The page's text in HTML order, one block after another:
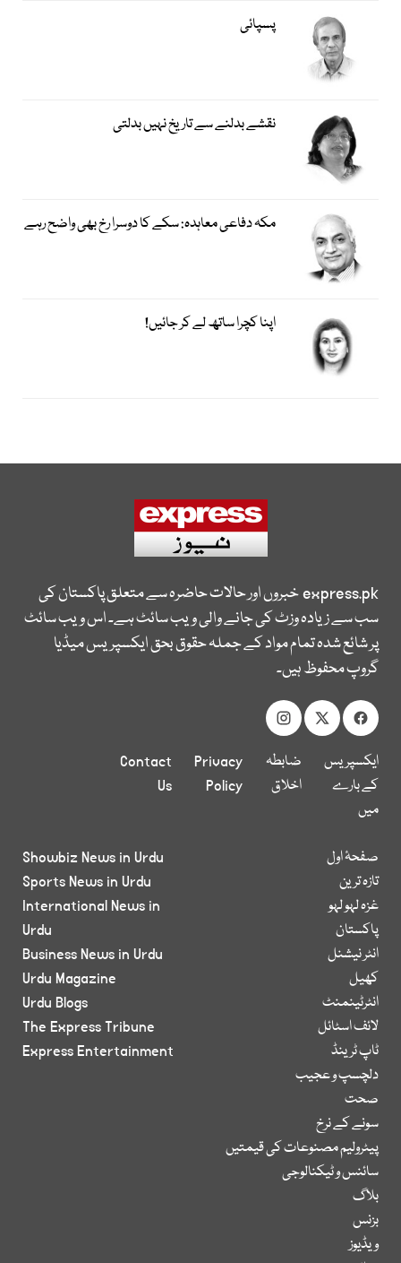
پسپائی
نقشے بدلنے سے تاریخ نہیں بدلتی
مکہ دفاعی معاہدہ: سکے کا دوسرا رخ بھی واضح رہے
اپنا کچرا ساتھ لے کر جائیں!
express.pkخبروں اور حالات حاضرہ سے متعلق پاکستان کی
سب سے زیادہ وزٹ کی جانے والی ویب سائٹ ہے۔ اس ویب سائٹ
پر شائع شدہ تمام مواد کے جملہ حقوق بحق ایکسپریس میڈیا
گروپ محفوظ ہیں۔
ایکسپریس
کے بارے
میں
ضابطہ
اخلاق
Privacy
Policy
Contact
Us
صفحۂ اول
تازہ ترین
غزہ لہو لہو
پاکستان
انٹر نیشنل
کھیل
انٹرٹینمنٹ
لائف اسٹائل
ٹاپ ٹرینڈ
دلچسپ و عجیب
صحت
سونے کے نرخ
پیٹرولیم مصنوعات کی قیمتیں
سائنس و ٹیکنالوجی
بلاگ
بزنس
ویڈیوز
Showbiz News in Urdu
Sports News in Urdu
International News in
Urdu
Business News in Urdu
Urdu Magazine
Urdu Blogs
The Express Tribune
Express Entertainment